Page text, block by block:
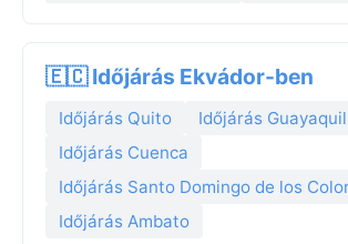
🇪🇨 Időjárás Ekvádor-ben
Időjárás Quito
Időjárás Guayaquil
Időjárás Cuenca
Időjárás Santo Domingo de los
Időjárás Ambato